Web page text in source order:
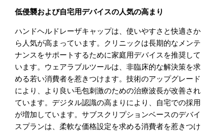
低侵襲および自宅用デバイスの人気の高まり
ハンドヘルドレーザキャップは、使いやすさと快適さか
ら人気が高まっています。クリニックは長期的なメンテ
ナンスをサポートするために家庭用デバイスを推奨して
います。ウェアラブルツールは、非臨床的な解決策を求
める若い消費者を惹きつけます。技術のアップグレード
により、より良い毛包刺激のための治療波長が改善され
ています。デジタル認識の高まりにより、自宅での採用
が増加しています。サブスクリプションベースのデバイ
スプランは、柔軟な価格設定を求める消費者を惹きつけ